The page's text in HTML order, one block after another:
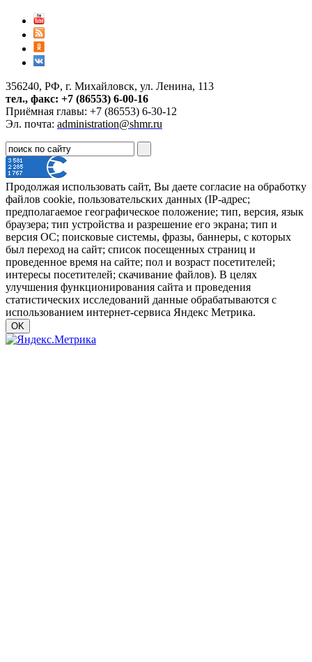
356240, РФ, г. Михайловск, ул. Ленина, 113
тел., факс: +7 (86553) 6-00-16
Приёмная главы: +7 (86553) 6-30-12
Эл. почта: administration@shmr.ru
Продолжая использовать сайт, Вы даете согласие на обработку
файлов cookie, пользовательских данных (IP-адрес;
предполагаемое географическое положение; тип, версия, язык
браузера; тип устройства и разрешение его экрана; тип и
версия ОС; поисковые системы, фразы, баннеры, с которых
был переход на сайт; список посещенных страниц и
проведенное время на сайте; пол и возраст посетителей;
интересы посетителей; скачивание файлов). В целях
улучшения функционирования сайта и проведения
статистических исследований данные обрабатываются с
использованием интернет-сервиса Яндекс Метрика.
OK